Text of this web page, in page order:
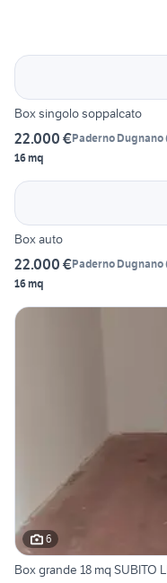
Box singolo soppalcato
22.000 €Paderno Dugnano
16 mq
Box auto
22.000 €Paderno Dugnano
16 mq
6
Box grande 18 mq SUBITO